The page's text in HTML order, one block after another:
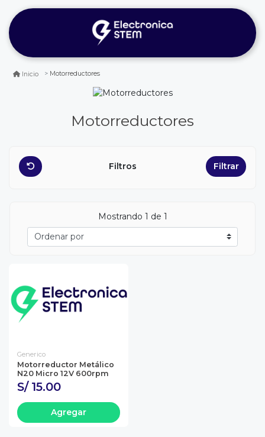
Inicio Motorreductores
Motorreductores
Filtros Filtrar
Mostrando 1 de 1
Generico
Motorreductor Metálico
N20 Micro 12V 600rpm
S/ 15.00
Agregar